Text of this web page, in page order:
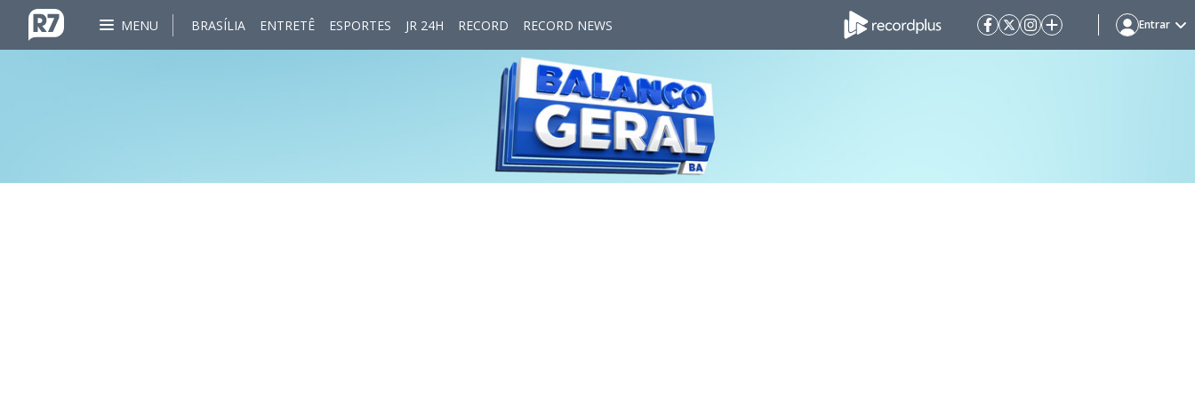
MENU BRASÍLIA ENTRETÊ ESPORTES JR 24H RECORD RECORD NEWS Entrar